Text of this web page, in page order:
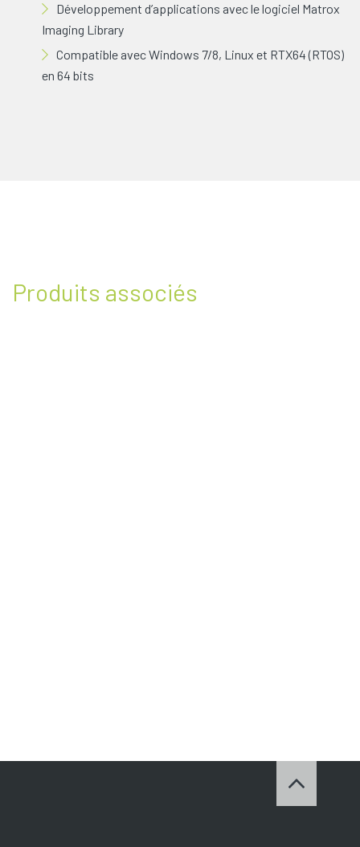
Développement d’applications avec le logiciel Matrox
Imaging Library
Compatible avec Windows 7/8, Linux et RTX64 (RTOS)
en 64 bits
Produits associés